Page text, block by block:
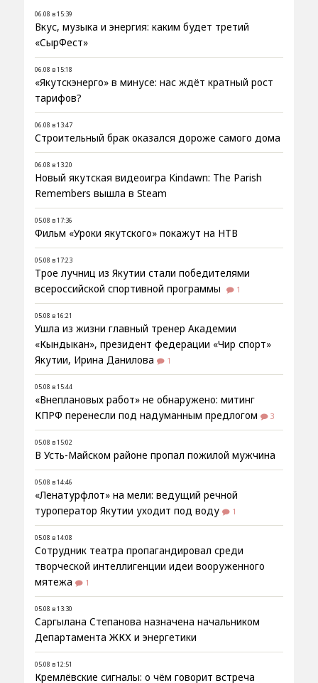
06.08 в 15:39
Вкус, музыка и энергия: каким будет третий
«СырФест»
06.08 в 15:18
«Якутскэнерго» в минусе: нас ждёт кратный рост
тарифов?
06.08 в 13:47
Строительный брак оказался дороже самого дома
06.08 в 13:20
Новый якутская видеоигра Kindawn: The Parish
Remembers вышла в Steam
05.08 в 17:36
Фильм «Уроки якутского» покажут на НТВ
05.08 в 17:23
Трое лучниц из Якутии стали победителями
всероссийской спортивной программы
1
05.08 в 16:21
Ушла из жизни главный тренер Академии
«Кындыкан», президент федерации «Чир спорт»
Якутии, Ирина Данилова
1
05.08 в 15:44
«Внеплановых работ» не обнаружено: митинг
КПРФ перенесли под надуманным предлогом
3
05.08 в 15:02
В Усть-Майском районе пропал пожилой мужчина
05.08 в 14:46
«Ленатурфлот» на мели: ведущий речной
туроператор Якутии уходит под воду
1
05.08 в 14:08
Сотрудник театра пропагандировал среди
творческой интеллигенции идеи вооруженного
мятежа
1
05.08 в 13:30
Саргылана Степанова назначена начальником
Департамента ЖКХ и энергетики
05.08 в 12:51
Кремлёвские сигналы: о чём говорит встреча